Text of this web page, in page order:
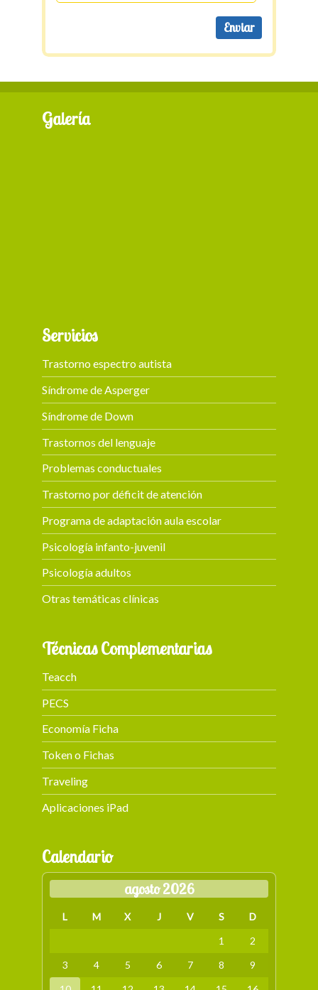
Galería
Servicios
Trastorno espectro autista
Síndrome de Asperger
Síndrome de Down
Trastornos del lenguaje
Problemas conductuales
Trastorno por déficit de atención
Programa de adaptación aula escolar
Psicología infanto-juvenil
Psicología adultos
Otras temáticas clínicas
Técnicas Complementarias
Teacch
PECS
Economía Ficha
Token o Fichas
Traveling
Aplicaciones iPad
Calendario
agosto 2026
L M X J V S
D
1
2
3
4 5 6 7 8
9